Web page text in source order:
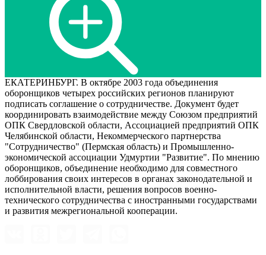
ЕКАТЕРИНБУРГ. В октябре 2003 года объединения
оборонщиков четырех российских регионов планируют
подписать соглашение о сотрудничестве. Документ будет
координировать взаимодействие между Союзом предприятий
ОПК Свердловской области, Ассоциацией предприятий ОПК
Челябинской области, Некоммерческого партнерства
"Сотрудничество" (Пермская область) и Промышленно-
экономической ассоциации Удмуртии "Развитие". По мнению
оборонщиков, объединение необходимо для совместного
лоббирования своих интересов в органах законодательной и
исполнительной власти, решения вопросов военно-
технического сотрудничества с иностранными государствами
и развития межрегиональной кооперации.